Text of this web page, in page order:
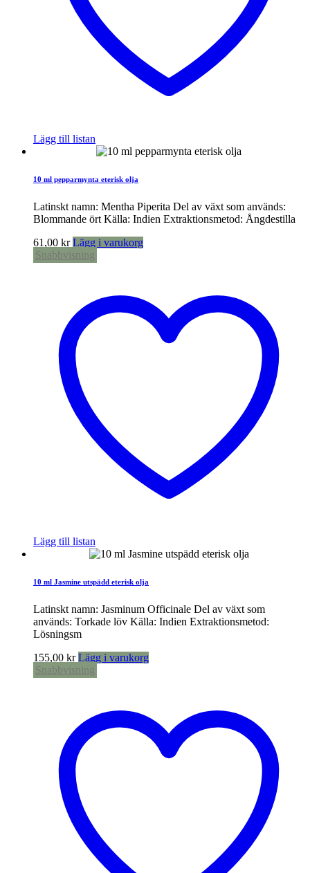
Lägg till listan
10 ml pepparmynta eterisk olja
Latinskt namn: Mentha Piperita Del av växt som används:
Blommande ört Källa: Indien Extraktionsmetod: Ångdestilla
61,00 kr Lägg i varukorg
Snabbvisning
Lägg till listan
10 ml Jasmine utspädd eterisk olja
Latinskt namn: Jasminum Officinale Del av växt som
används: Torkade löv Källa: Indien Extraktionsmetod:
Lösningsm
155,00 kr Lägg i varukorg
Snabbvisning